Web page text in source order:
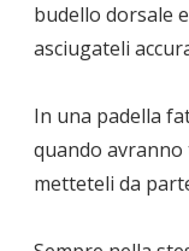
budello dorsale
asciugateli
In una padella
quando
metteteli da